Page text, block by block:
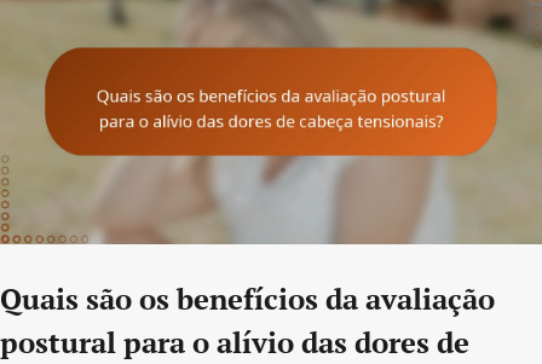
Quais são os benefícios da avaliação
postural para o alívio das dores de